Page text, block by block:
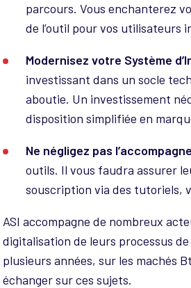
parcours. Vous enchanterez
de l’outil pour vos utilisateurs
Modernisez votre Système
investissant dans un socle
aboutie. Un investissement
disposition simplifiée en
Ne négligez pas
outils. Il vous faudra assurer
souscription via des tutoriels,
ASI accompagne de nombreux
digitalisation de leurs processus
plusieurs années, sur les machés
échanger sur ces sujets.